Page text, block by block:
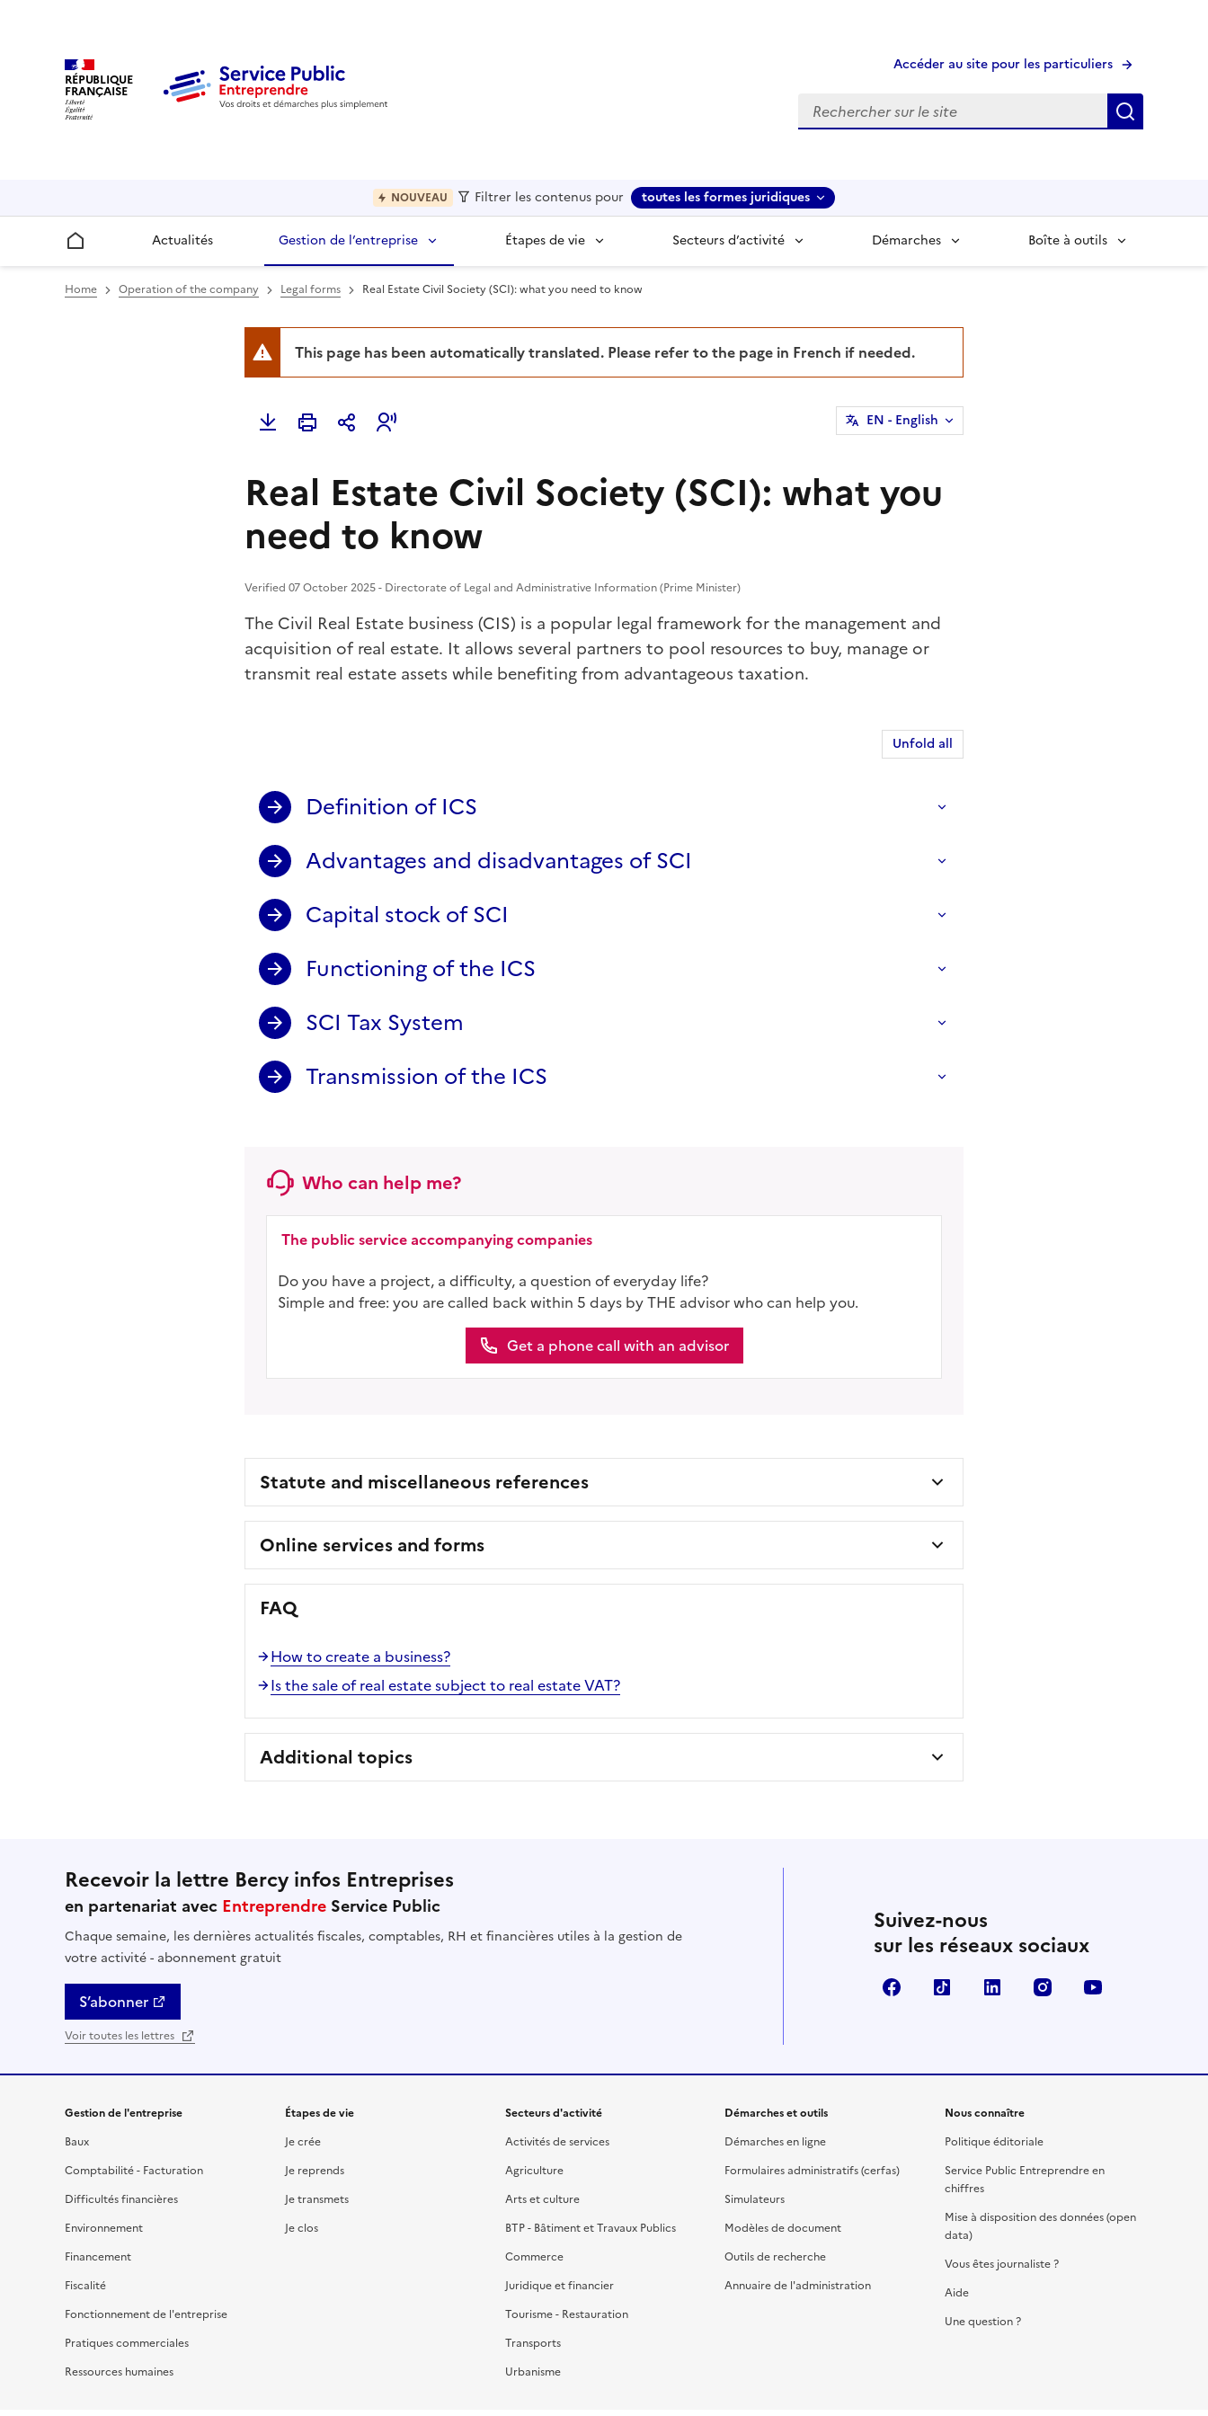
RÉPUBLIQUE
FRANÇAISE
Accéder au site pour les particuliers
Recherche
NOUVEAU Filtrer les contenus pour toutes les formes juridiques
Accueil Actualités Gestion de l’entreprise Étapes de vie Secteurs d’activité Démarches Boîte à outils
Home Operation of the company Legal forms Real Estate Civil Society (SCI): what you need to know
This page has been automatically translated. Please refer to the page in French if needed.
EN - English
Real Estate Civil Society (SCI): what you
need to know
Verified 07 October 2025 - Directorate of Legal and Administrative Information (Prime Minister)
The Civil Real Estate business (CIS) is a popular legal framework for the management and
acquisition of real estate. It allows several partners to pool resources to buy, manage or
transmit real estate assets while benefiting from advantageous taxation.
Unfold all
Definition of ICS
Advantages and disadvantages of SCI
Capital stock of SCI
Functioning of the ICS
SCI Tax System
Transmission of the ICS
Who can help me?
The public service accompanying companies
Do you have a project, a difficulty, a question of everyday life?
Simple and free: you are called back within 5 days by THE advisor who can help you.
Get a phone call with an advisor
Statute and miscellaneous references
Online services and forms
FAQ
How to create a business?
Is the sale of real estate subject to real estate VAT?
Additional topics
Recevoir la lettre Bercy infos Entreprises
en partenariat avec Entreprendre Service Public
Chaque semaine, les dernières actualités fiscales, comptables, RH et financières utiles à la gestion de
votre activité - abonnement gratuit
S’abonner
Voir toutes les lettres
Suivez-nous
sur les réseaux sociaux
FacebookTikTok Linkedin Instagram
Gestion de l'entreprise
Baux
Comptabilité - Facturation
Difficultés financières
Environnement
Financement
Fiscalité
Fonctionnement de l'entreprise
Pratiques commerciales
Ressources humaines
Étapes de vie
Je crée
Je reprends
Je transmets
Je clos
Secteurs d'activité
Activités de services
Agriculture
Arts et culture
BTP - Bâtiment et Travaux Publics
Commerce
Juridique et financier
Tourisme - Restauration
Transports
Urbanisme
Démarches et outils
Démarches en ligne
Formulaires administratifs (cerfas)
Simulateurs
Modèles de document
Outils de recherche
Annuaire de l'administration
Nous connaître
Politique éditoriale
Service Public Entreprendre en
chiffres
Mise à disposition des données (open
data)
Vous êtes journaliste ?
Aide
Une question ?